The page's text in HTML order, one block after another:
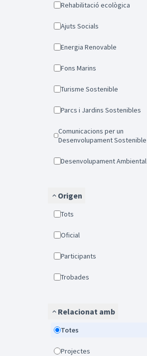
Rehabilitació ecològica
Ajuts Socials
Energia Renovable
Fons Marins
Turisme Sostenible
Parcs i Jardins Sostenibles
Comunicacions per un
Desenvolupament Sostenible
Desenvolupament Ambiental
Origen
Tots
Oficial
Participants
Trobades
Relacionat amb
Totes
Projectes